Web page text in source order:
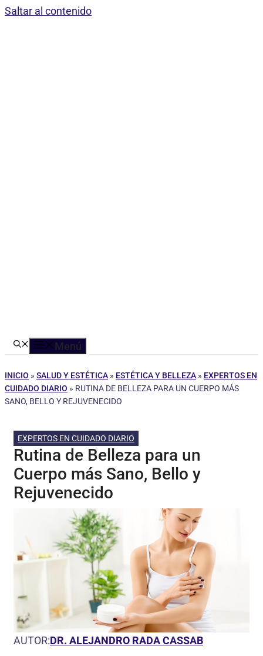
Saltar al contenido
Menú
INICIO » SALUD Y ESTÉTICA » ESTÉTICA Y BELLEZA » EXPERTOS EN
CUIDADO DIARIO » RUTINA DE BELLEZA PARA UN CUERPO MÁS
SANO, BELLO Y REJUVENECIDO
EXPERTOS EN CUIDADO DIARIO
Rutina de Belleza para un
Cuerpo más Sano, Bello y
Rejuvenecido
AUTOR:DR. ALEJANDRO RADA CASSAB